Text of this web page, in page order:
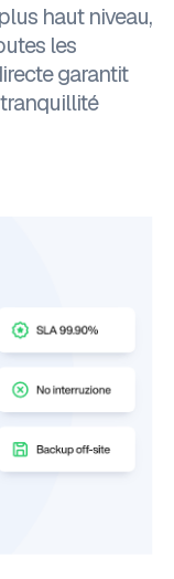
haut niveau,
les
garantit